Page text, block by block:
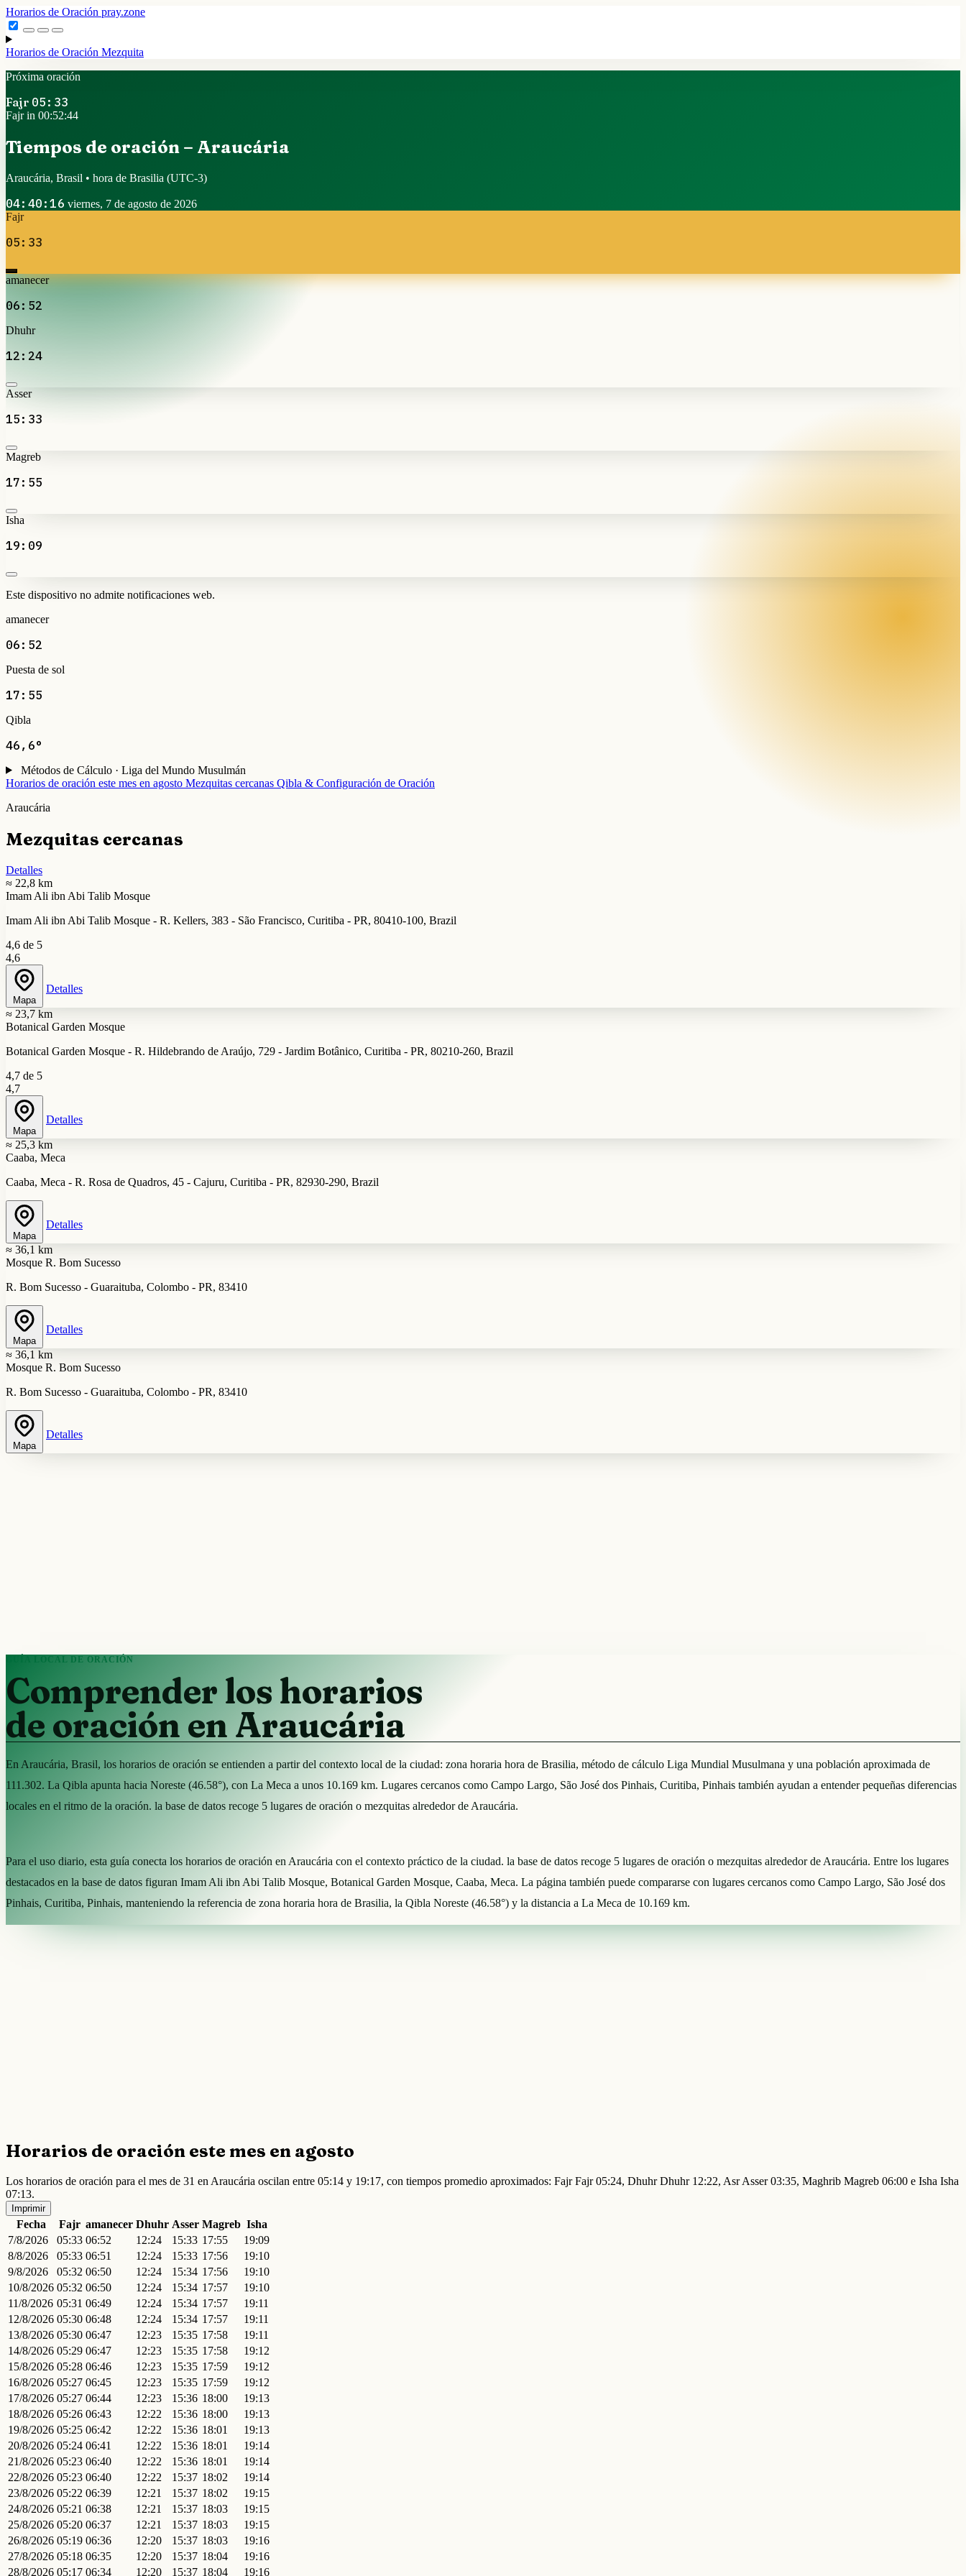
Horarios de Oración pray.zone
Horarios de Oración Mezquita
Próxima oración
Fajr 05:33
Fajr in 00:52:43
Tiempos de oración – Araucária
Araucária, Brasil • hora de Brasilia (UTC-3)
04:40:17 viernes, 7 de agosto de 2026
Fajr
05:33
amanecer
06:52
Dhuhr
12:24
Asser
15:33
Magreb
17:55
Isha
19:09
Este dispositivo no admite notificaciones web.
amanecer
06:52
Puesta de sol
17:55
Qibla
46,6°
Métodos de Cálculo · Liga del Mundo Musulmán
Horarios de oración este mes en agosto Mezquitas cercanas Qibla & Configuración de Oración
Araucária
Mezquitas cercanas
Detalles
≈ 22,8 km
Imam Ali ibn Abi Talib Mosque
Imam Ali ibn Abi Talib Mosque - R. Kellers, 383 - São Francisco, Curitiba - PR, 80410-100, Brazil
4,6 de 5
4,6
Mapa
Detalles
≈ 23,7 km
Botanical Garden Mosque
Botanical Garden Mosque - R. Hildebrando de Araújo, 729 - Jardim Botânico, Curitiba - PR, 80210-260, Brazil
4,7 de 5
4,7
Mapa
Detalles
≈ 25,3 km
Caaba, Meca
Caaba, Meca - R. Rosa de Quadros, 45 - Cajuru, Curitiba - PR, 82930-290, Brazil
Mapa
Detalles
≈ 36,1 km
Mosque R. Bom Sucesso
R. Bom Sucesso - Guaraituba, Colombo - PR, 83410
Mapa
Detalles
≈ 36,1 km
Mosque R. Bom Sucesso
R. Bom Sucesso - Guaraituba, Colombo - PR, 83410
Mapa
Detalles
GUÍA LOCAL DE ORACIÓN
Comprender los horarios
de oración en Araucária
En Araucária, Brasil, los horarios de oración se entienden a partir del contexto local de la ciudad: zona horaria hora de Brasilia, método de cálculo Liga Mundial Musulmana y una población aproximada de
111.302. La Qibla apunta hacia Noreste (46.58°), con La Meca a unos 10.169 km. Lugares cercanos como Campo Largo, São José dos Pinhais, Curitiba, Pinhais también ayudan a entender pequeñas diferencias
locales en el ritmo de la oración. la base de datos recoge 5 lugares de oración o mezquitas alrededor de Araucária.
Para el uso diario, esta guía conecta los horarios de oración en Araucária con el contexto práctico de la ciudad. la base de datos recoge 5 lugares de oración o mezquitas alrededor de Araucária. Entre los lugares
destacados en la base de datos figuran Imam Ali ibn Abi Talib Mosque, Botanical Garden Mosque, Caaba, Meca. La página también puede compararse con lugares cercanos como Campo Largo, São José dos
Pinhais, Curitiba, Pinhais, manteniendo la referencia de zona horaria hora de Brasilia, la Qibla Noreste (46.58°) y la distancia a La Meca de 10.169 km.
Horarios de oración este mes en agosto
Los horarios de oración para el mes de 31 en Araucária oscilan entre 05:14 y 19:17, con tiempos promedio aproximados: Fajr Fajr 05:24, Dhuhr Dhuhr 12:22, Asr Asser 03:35, Maghrib Magreb 06:00 e Isha Isha
07:13.
Imprimir
Fecha Fajr amanecer Dhuhr Asser Magreb Isha
7/8/2026
05:33 06:52 12:24 15:33 17:55
19:09
8/8/2026
05:33 06:51 12:24 15:33 17:56
19:10
9/8/2026
05:32 06:50 12:24 15:34 17:56
19:10
10/8/2026 05:32 06:50 12:24 15:34 17:57
19:10
11/8/2026 05:31 06:49 12:24 15:34 17:57
19:11
12/8/2026 05:30 06:48 12:24 15:34 17:57
19:11
13/8/2026 05:30 06:47 12:23 15:35 17:58
19:11
14/8/2026 05:29 06:47 12:23 15:35 17:58
19:12
15/8/2026 05:28 06:46 12:23 15:35 17:59
19:12
16/8/2026 05:27 06:45 12:23 15:35 17:59
19:12
17/8/2026 05:27 06:44 12:23 15:36 18:00
19:13
18/8/2026 05:26 06:43 12:22 15:36 18:00
19:13
19/8/2026 05:25 06:42 12:22 15:36 18:01
19:13
20/8/2026 05:24 06:41 12:22 15:36 18:01
19:14
21/8/2026 05:23 06:40 12:22 15:36 18:01
19:14
22/8/2026 05:23 06:40 12:22 15:37 18:02
19:14
23/8/2026 05:22 06:39 12:21 15:37 18:02
19:15
24/8/2026 05:21 06:38 12:21 15:37 18:03
19:15
25/8/2026 05:20 06:37 12:21 15:37 18:03
19:15
26/8/2026 05:19 06:36 12:20 15:37 18:03
19:16
27/8/2026 05:18 06:35 12:20 15:37 18:04
19:16
28/8/2026 05:17 06:34 12:20 15:37 18:04 19:16